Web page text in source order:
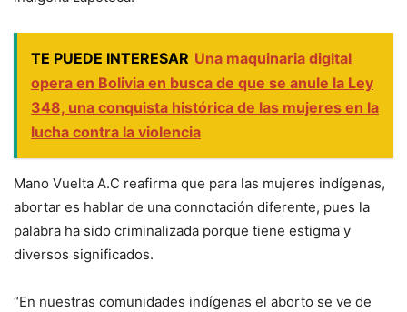
TE PUEDE INTERESAR Una maquinaria digital
opera en Bolivia en busca de que se anule la Ley
348, una conquista histórica de las mujeres en la
lucha contra la violencia
Mano Vuelta A.C reafirma que para las mujeres indígenas,
abortar es hablar de una connotación diferente, pues la
palabra ha sido criminalizada porque tiene estigma y
diversos significados.
“En nuestras comunidades indígenas el aborto se ve de